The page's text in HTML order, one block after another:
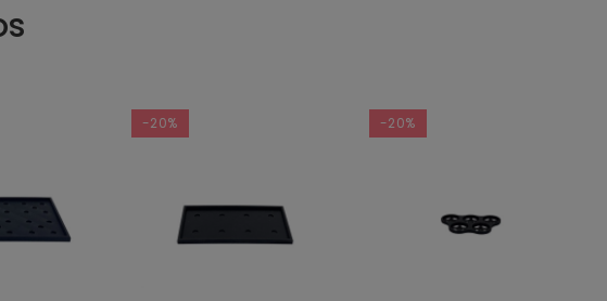
-20% -20%